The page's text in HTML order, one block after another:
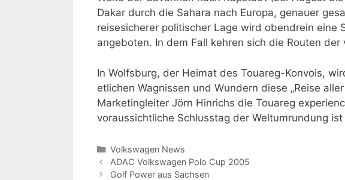
Dakar durch die Sahara nach Europa, genauer
reisesicherer politischer Lage wird obendrein eine
angeboten. In dem Fall kehren sich die Routen
In Wolfsburg, der Heimat des Touareg-Konvois,
etlichen Wagnissen und Wundern diese „Reise
Marketingleiter Jörn Hinrichs die Touareg
voraussichtliche Schlusstag der Weltumrundung
Kategorien
Volkswagen News
ADAC Volkswagen Polo Cup 2005
Golf Power aus Sachsen